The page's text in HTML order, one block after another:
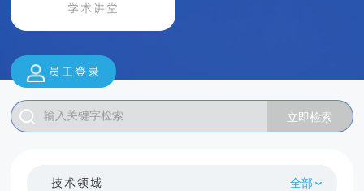
学术讲堂
员工登录
技术领域